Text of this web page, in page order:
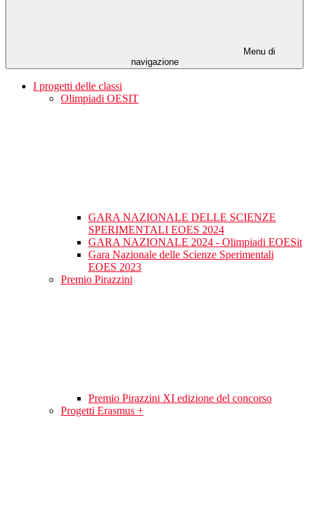
Menu di
navigazione
I progetti delle classi
Olimpiadi OESIT
GARA NAZIONALE DELLE SCIENZE
SPERIMENTALI EOES 2024
GARA NAZIONALE 2024 - Olimpiadi EOESit
Gara Nazionale delle Scienze Sperimentali
EOES 2023
Premio Pirazzini
Premio Pirazzini XI edizione del concorso
Progetti Erasmus +